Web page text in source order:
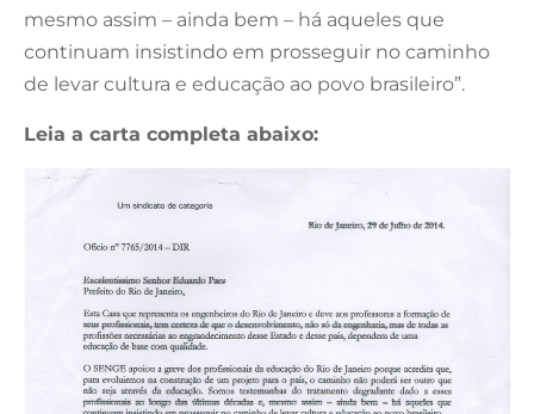
mesmo assim – ainda bem – há aqueles que
continuam insistindo em prosseguir no caminho
de levar cultura e educação ao povo brasileiro”.
Leia a carta completa abaixo: